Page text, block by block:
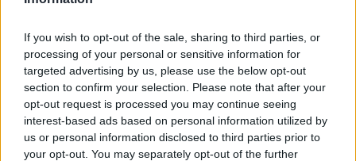
If you wish to opt-out of the sale, sharing to third parties, or
processing of your personal or sensitive information for
targeted advertising by us, please use the below opt-out
section to confirm your selection. Please note that after your
opt-out request is processed you may continue seeing
interest-based ads based on personal information utilized by
us or personal information disclosed to third parties prior to
your opt-out. You may separately opt-out of the further
1.12.2016 09:08 | ZLÍN (
představí Muzeum
jihovýchodní Moravy ve Zlíně.
Výstava nazvaná Létající
drahokamy začíná 1. prosince
a potrvá do 29. ledna 2017. Na výstavě jsou originálním způsobem
představovány zdánlivě nesourodé kombinace tvořené
vypreparovanými exempláři hmyzu a zástupci z říše nerostů či
hornin, sdělila Alena Babicová, mluvčí Baťova institutu, ve kterém
muzeum sídlí.